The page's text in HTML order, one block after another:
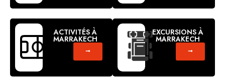
ACTIVITÉS À
MARRAKECH
EXCURSIONS À
MARRAKECH